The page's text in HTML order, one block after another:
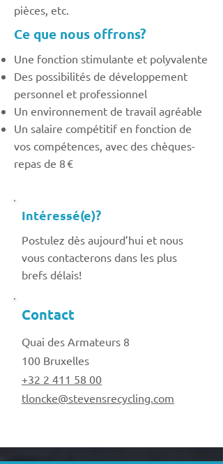
pièces, etc.
Ce que nous offrons?
Une fonction stimulante et polyvalente
Des possibilités de développement
personnel et professionnel
Un environnement de travail agréable
Un salaire compétitif en fonction de
vos compétences, avec des chèques-
repas de 8 €
Intéressé(e)?
Postulez dès aujourd’hui et nous
vous contacterons dans les plus
brefs délais!
Contact
Quai des Armateurs 8
100 Bruxelles
+32 2 411 58 00
tloncke@stevensrecycling.com